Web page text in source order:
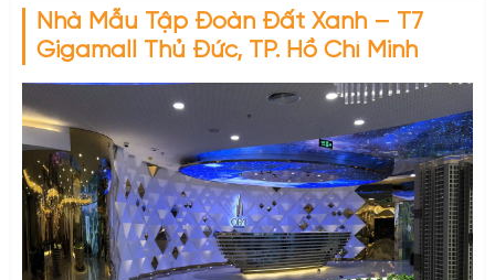
Nhà Mẫu Tập Đoàn Đất Xanh – T7
Gigamall Thủ Đức, TP. Hồ Chí Minh